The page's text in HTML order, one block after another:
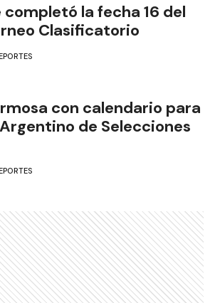
completó la fecha 16 del
Clasificatorio
con calendario para
de Selecciones